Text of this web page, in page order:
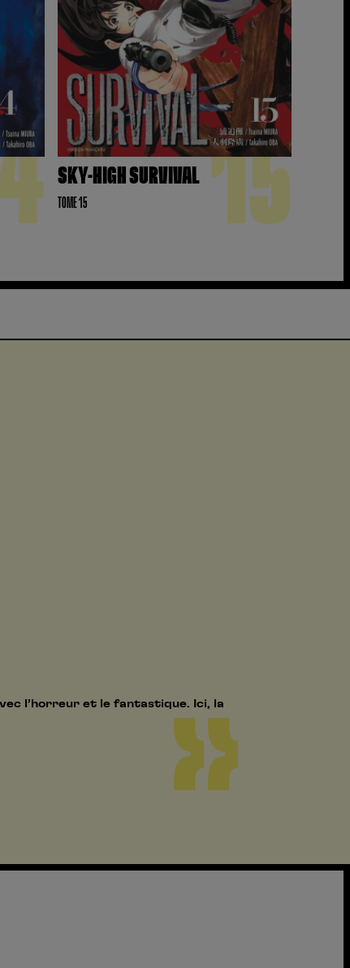
SKY-HIGH SURVIVAL
TOME 15 15
l’horreur et le fantastique. Ici, la